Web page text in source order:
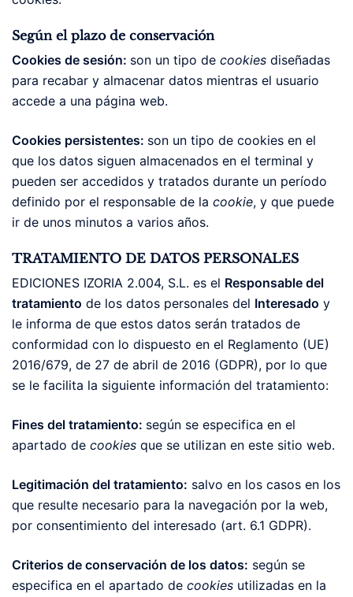
Según el plazo de conservación
Cookies de sesión: son un tipo de cookies diseñadas
para recabar y almacenar datos mientras el usuario
accede a una página web.
Cookies persistentes: son un tipo de cookies en el
que los datos siguen almacenados en el terminal y
pueden ser accedidos y tratados durante un período
definido por el responsable de la cookie, y que puede
ir de unos minutos a varios años.
TRATAMIENTO DE DATOS PERSONALES
EDICIONES IZORIA 2.004, S.L. es el Responsable del
tratamiento de los datos personales del Interesado y
le informa de que estos datos serán tratados de
conformidad con lo dispuesto en el Reglamento (UE)
2016/679, de 27 de abril de 2016 (GDPR), por lo que
se le facilita la siguiente información del tratamiento:
Fines del tratamiento: según se especifica en el
apartado de cookies que se utilizan en este sitio web.
Legitimación del tratamiento: salvo en los casos en los
que resulte necesario para la navegación por la web,
por consentimiento del interesado (art. 6.1 GDPR).
Criterios de conservación de los datos: según se
especifica en el apartado de cookies utilizadas en la